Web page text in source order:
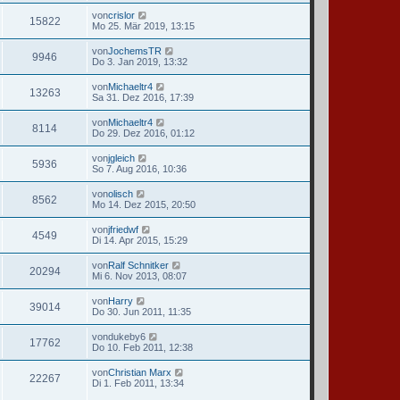
15822 voncrislor
Mo 25. Mär 2019, 13:15
9946 vonJochemsTR
Do 3. Jan 2019, 13:32
13263 vonMichaeltr4
Sa 31. Dez 2016, 17:39
8114 vonMichaeltr4
Do 29. Dez 2016, 01:12
5936 vonjgleich
So 7. Aug 2016, 10:36
8562 vonolisch
Mo 14. Dez 2015, 20:50
4549 vonjfriedwf
Di 14. Apr 2015, 15:29
20294 vonRalf Schnitker
Mi 6. Nov 2013, 08:07
39014 vonHarry
Do 30. Jun 2011, 11:35
17762 vondukeby6
Do 10. Feb 2011, 12:38
22267 vonChristian Marx
Di 1. Feb 2011, 13:34